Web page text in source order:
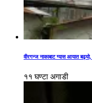
वीरगन्ज नाकाबाट ग्यास आयात
११ घण्टा अगाडी